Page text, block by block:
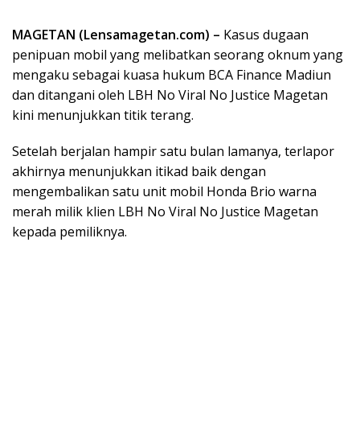
MAGETAN (Lensamagetan.com) – Kasus dugaan
penipuan mobil yang melibatkan seorang oknum yang
mengaku sebagai kuasa hukum BCA Finance Madiun
dan ditangani oleh LBH No Viral No Justice Magetan
kini menunjukkan titik terang.
Setelah berjalan hampir satu bulan lamanya, terlapor
akhirnya menunjukkan itikad baik dengan
mengembalikan satu unit mobil Honda Brio warna
merah milik klien LBH No Viral No Justice Magetan
kepada pemiliknya.